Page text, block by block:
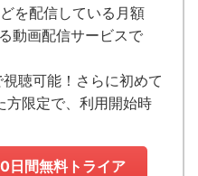
を配信している 月額
動画配信サービスで
聴可能！ さらに初めて
方限定で、利用開始時
日間無料トライア